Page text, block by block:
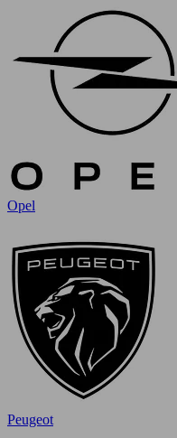
Opel
Peugeot